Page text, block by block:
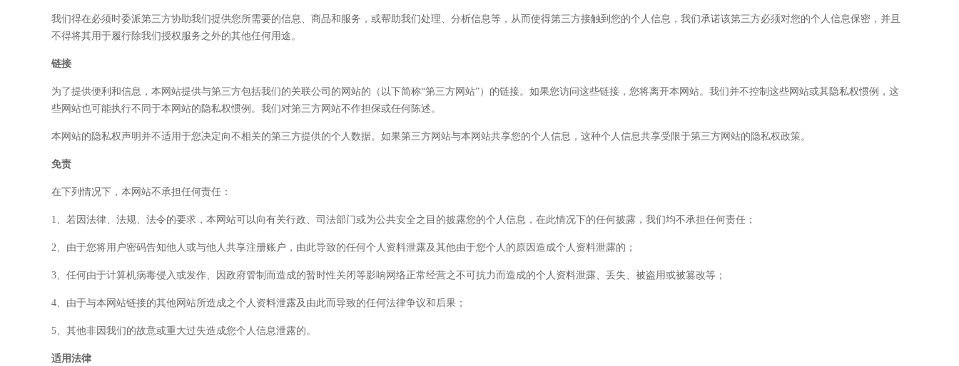
我们得在必须时委派第三方协助我们提供您所需要的信息、商品和服务，或帮助我们处理、分析信息等，从而使得第三方接触到您的个人信息，我们承诺该第三方必须对您的个人信息保密，并且
不得将其用于履行除我们授权服务之外的其他任何用途。
链接
为了提供便利和信息，本网站提供与第三方包括我们的关联公司的网站的（以下简称“第三方网站”）的链接。如果您访问这些链接，您将离开本网站。我们并不控制这些网站或其隐私权惯例，这
些网站也可能执行不同于本网站的隐私权惯例。我们对第三方网站不作担保或任何陈述。
本网站的隐私权声明并不适用于您决定向不相关的第三方提供的个人数据。如果第三方网站与本网站共享您的个人信息，这种个人信息共享受限于第三方网站的隐私权政策。
免责
在下列情况下，本网站不承担任何责任：
1、若因法律、法规、法令的要求，本网站可以向有关行政、司法部门或为公共安全之目的披露您的个人信息，在此情况下的任何披露，我们均不承担任何责任；
2、由于您将用户密码告知他人或与他人共享注册账户，由此导致的任何个人资料泄露及其他由于您个人的原因造成个人资料泄露的；
3、任何由于计算机病毒侵入或发作、因政府管制而造成的暂时性关闭等影响网络正常经营之不可抗力而造成的个人资料泄露、丢失、被盗用或被篡改等；
4、由于与本网站链接的其他网站所造成之个人资料泄露及由此而导致的任何法律争议和后果；
5、其他非因我们的故意或重大过失造成您个人信息泄露的。
适用法律